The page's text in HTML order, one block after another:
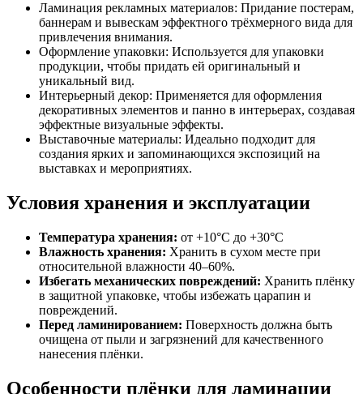
Ламинация рекламных материалов: Придание постерам,
баннерам и вывескам эффектного трёхмерного вида для
привлечения внимания.
Оформление упаковки: Используется для упаковки
продукции, чтобы придать ей оригинальный и
уникальный вид.
Интерьерный декор: Применяется для оформления
декоративных элементов и панно в интерьерах, создавая
эффектные визуальные эффекты.
Выставочные материалы: Идеально подходит для
создания ярких и запоминающихся экспозиций на
выставках и мероприятиях.
Условия хранения и эксплуатации
Температура хранения: от +10°C до +30°C
Влажность хранения: Хранить в сухом месте при
относительной влажности 40–60%.
Избегать механических повреждений: Хранить плёнку
в защитной упаковке, чтобы избежать царапин и
повреждений.
Перед ламинированием: Поверхность должна быть
очищена от пыли и загрязнений для качественного
нанесения плёнки.
Особенности плёнки для ламинации